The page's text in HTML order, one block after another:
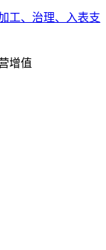
工、治理、入表支
增值